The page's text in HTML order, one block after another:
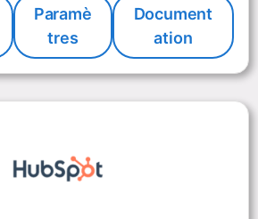
Paramè
tres
Document
ation